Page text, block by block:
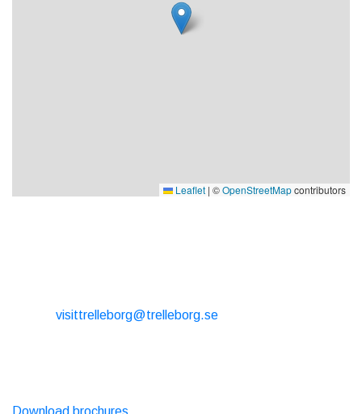
Leaflet | ©OpenStreetMapcontributors
visittrelleborg@trelleborg.se